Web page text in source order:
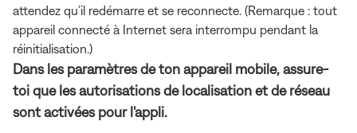
attendez qu’il redémarre et se reconnecte. (Remarque : tout
appareil connecté à Internet sera interrompu pendant la
réinitialisation.)
Dans les paramètres de ton appareil mobile, assure-
toi que les autorisations de localisation et de réseau
sont activées pour l'appli.